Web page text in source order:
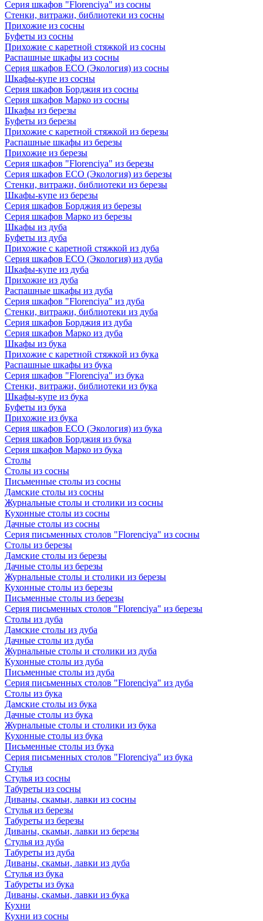
Серия шкафов "Florenciya" из сосны
Стенки, витражи, библиотеки из сосны
Прихожие из сосны
Буфеты из сосны
Прихожие с каретной стяжкой из сосны
Распашные шкафы из сосны
Серия шкафов ECO (Экология) из сосны
Шкафы-купе из сосны
Серия шкафов Борджия из сосны
Серия шкафов Марко из сосны
Шкафы из березы
Буфеты из березы
Прихожие с каретной стяжкой из березы
Распашные шкафы из березы
Прихожие из березы
Серия шкафов "Florenciya" из березы
Серия шкафов ECO (Экология) из березы
Стенки, витражи, библиотеки из березы
Шкафы-купе из березы
Серия шкафов Борджия из березы
Серия шкафов Марко из березы
Шкафы из дуба
Буфеты из дуба
Прихожие с каретной стяжкой из дуба
Серия шкафов ECO (Экология) из дуба
Шкафы-купе из дуба
Прихожие из дуба
Распашные шкафы из дуба
Серия шкафов "Florenciya" из дуба
Стенки, витражи, библиотеки из дуба
Серия шкафов Борджия из дуба
Серия шкафов Марко из дуба
Шкафы из бука
Прихожие с каретной стяжкой из бука
Распашные шкафы из бука
Серия шкафов "Florenciya" из бука
Стенки, витражи, библиотеки из бука
Шкафы-купе из бука
Буфеты из бука
Прихожие из бука
Серия шкафов ECO (Экология) из бука
Серия шкафов Борджия из бука
Серия шкафов Марко из бука
Столы
Столы из сосны
Письменные столы из сосны
Дамские столы из сосны
Журнальные столы и столики из сосны
Кухонные столы из сосны
Дачные столы из сосны
Серия письменных столов "Florenciya" из сосны
Столы из березы
Дамские столы из березы
Дачные столы из березы
Журнальные столы и столики из березы
Кухонные столы из березы
Письменные столы из березы
Серия письменных столов "Florenciya" из березы
Столы из дуба
Дамские столы из дуба
Дачные столы из дуба
Журнальные столы и столики из дуба
Кухонные столы из дуба
Письменные столы из дуба
Серия письменных столов "Florenciya" из дуба
Столы из бука
Дамские столы из бука
Дачные столы из бука
Журнальные столы и столики из бука
Кухонные столы из бука
Письменные столы из бука
Серия письменных столов "Florenciya" из бука
Стулья
Стулья из сосны
Табуреты из сосны
Диваны, скамьи, лавки из сосны
Стулья из березы
Табуреты из березы
Диваны, скамьи, лавки из березы
Стулья из дуба
Табуреты из дуба
Диваны, скамьи, лавки из дуба
Стулья из бука
Табуреты из бука
Диваны, скамьи, лавки из бука
Кухни
Кухни из сосны